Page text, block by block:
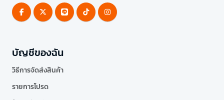
บัญชีของฉัน
วิธีการจัดส่งสินค้า
รายการโปรด